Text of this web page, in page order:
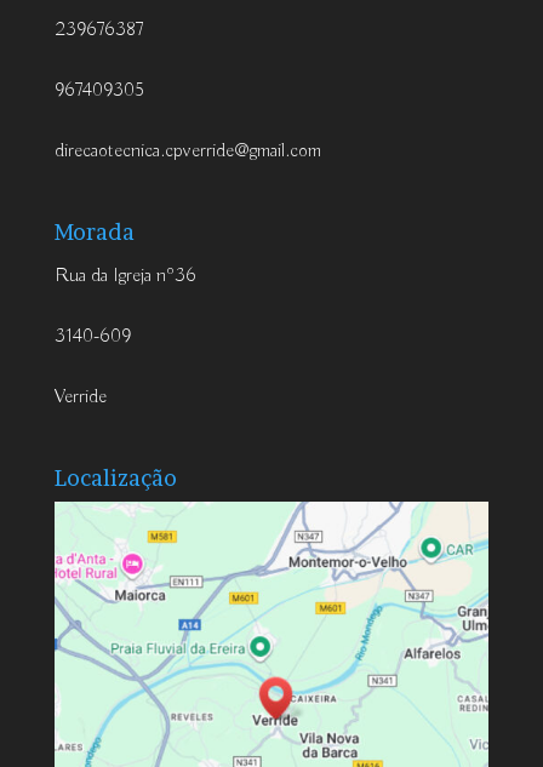
239676387
967409305
direcaotecnica.cpverride@gmail.com
Morada
Rua da Igreja nº36
3140-609
Verride
Localização